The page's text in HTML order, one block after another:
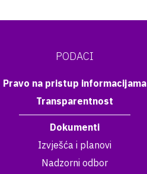
PODACI
Pravo na pristup informacijama
Transparentnost
Dokumenti
Izvješća i planovi
Nadzorni odbor